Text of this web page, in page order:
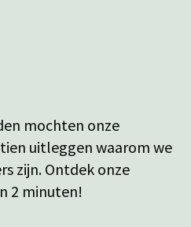
mochten onze
uitleggen waarom we
zijn. Ontdek onze
2 minuten!